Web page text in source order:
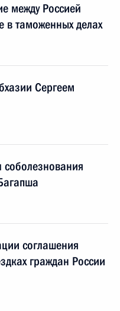
между Россией
в таможенных делах
Сергеем
соглашения
граждан России